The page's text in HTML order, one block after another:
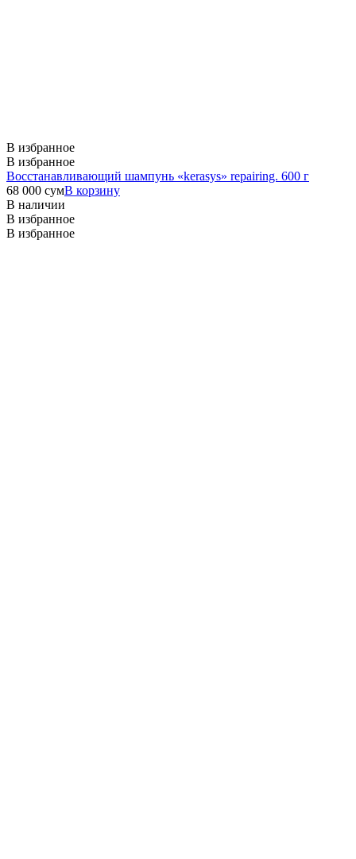
В избранное
В избранное
Восстанавливающий шампунь «kerasys» repairing. 600 г
68 000 сумВ корзину
В наличии
В избранное
В избранное